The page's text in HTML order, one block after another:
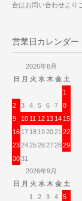
合はお問い合わせより
営業日カレンダー
2026年8月
日 月 火 水 木 金 土
1
2
3 4 5 6 7
8
9
10 11 12 13 14 15
16 17 18 192021 22
23242526272829
3031
2026年9月
日 月 火 水 木 金 土
1
2 3 4
5